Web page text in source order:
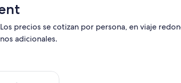
precios se cotizan por persona, en viaje
adicionales.
may. desde Filadelfia hacia Perpiñán, con